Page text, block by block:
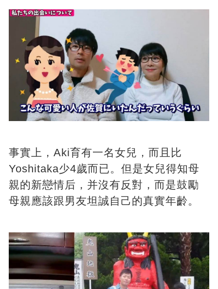
事實上，Aki育有一名女兒，而且比
Yoshitaka少4歲而已。但是女兒得知母
親的新戀情后，并沒有反對，而是鼓勵
母親應該跟男友坦誠自己的真實年齡。